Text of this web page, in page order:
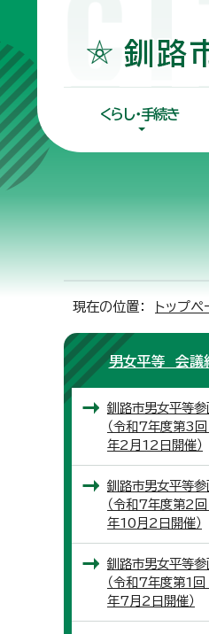
くらし・手続き
現在の位置： トップペ
男女平等 会議
釧路市男女平等
（令和7年度第3
年2月12日開催）
釧路市男女平等
（令和7年度第2
年10月2日開催）
釧路市男女平等
（令和7年度第1
年7月2日開催）